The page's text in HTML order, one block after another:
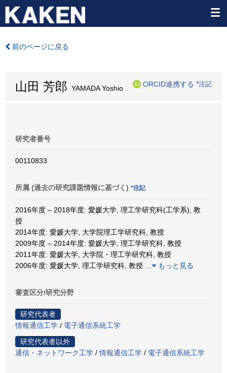
前のページに戻る
山田 芳郎 YAMADA Yoshio
ORCID連携する *注記
研究者番号
00110833
所属 (過去の研究課題情報に基づく) *注記
2016年度 – 2018年度: 愛媛大学, 理工学研究科(工学系), 教
授
2014年度: 愛媛大学, 大学院理工学研究科, 教授
2009年度 – 2014年度: 愛媛大学, 理工学研究科, 教授
2011年度: 愛媛大学, 大学院・理工学研究科, 教授
2006年度: 愛媛大学, 理工学研究科, 教授
もっと見る
審査区分/研究分野
研究代表者
情報通信工学 / 電子通信系統工学
研究代表者以外
通信・ネットワーク工学 /情報通信工学 / 電子通信系統工学